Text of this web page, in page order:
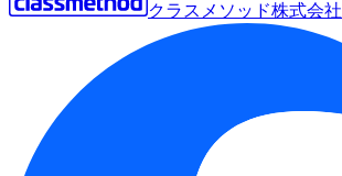
クラスメソッド株式会社